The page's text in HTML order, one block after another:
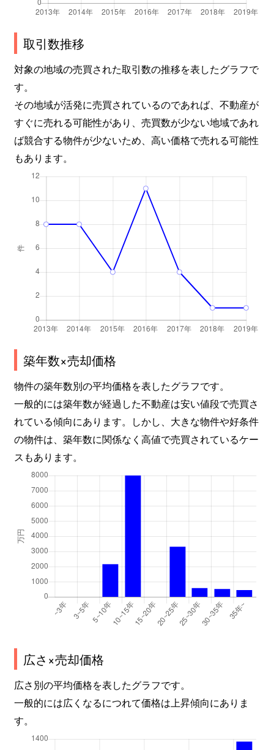
取引数推移
対象の地域の売買された取引数の推移を表したグラフで
す。
その地域が活発に売買されているのであれば、不動産が
すぐに売れる可能性があり、売買数が少ない地域であれ
ば競合する物件が少ないため、高い価格で売れる可能性
もあります。
築年数×売却価格
物件の築年数別の平均価格を表したグラフです。
一般的には築年数が経過した不動産は安い値段で売買さ
れている傾向にあります。しかし、大きな物件や好条件
の物件は、築年数に関係なく高値で売買されているケー
スもあります。
広さ×売却価格
広さ別の平均価格を表したグラフです。
一般的には広くなるにつれて価格は上昇傾向にありま
す。